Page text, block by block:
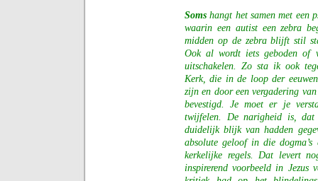
Soms hangt het samen met een
waarin een autist een zebra
midden op de zebra blijft stil
Ook al wordt iets geboden of
uitschakelen. Zo sta ik ook
Kerk, die in de loop der
zijn en door een vergadering
bevestigd. Je moet er je
twijfelen. De narigheid is, dat
duidelijk blijk van hadden
absolute geloof in die
kerkelijke regels. Dat levert
inspirerend voorbeeld in Jezus